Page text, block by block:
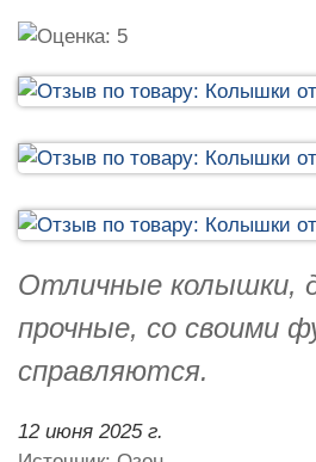
Отличные колышки,
прочные, со своими
справляются.
12 июня 2025 г.